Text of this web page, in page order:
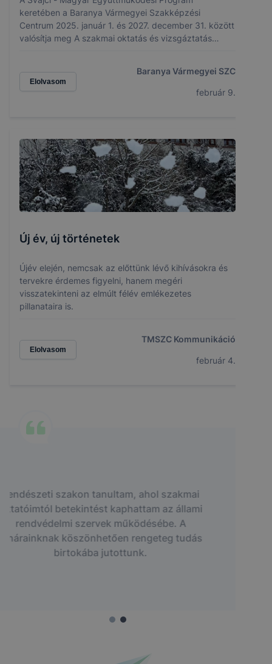
keretében a Baranya Vármegyei Szakképzési
Centrum 2025. január 1. és 2027. december 31. között
valósítja meg A szakmai oktatás és vizsgáztatás
Elolvasom
Baranya Vármegyei SZC
február 9.
Új év, új történetek
Újév elején, nemcsak az előttünk lévő kihívásokra és
tervekre érdemes figyelni, hanem megéri
visszatekinteni az elmúlt félév emlékezetes
pillanataira is.
Elolvasom
TMSZC Kommunikáció
február 4.
Az iskoláról, különösképp az informatika
szakról rengeteg jót hallottam az elmúlt
években is.